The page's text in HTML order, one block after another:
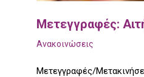
Μετεγγραφές:
Ανακοινώσεις
Μετεγγραφές/